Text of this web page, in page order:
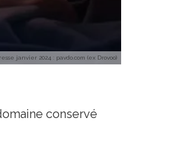
janvier 2024 : pavdo.com (ex Drovoo)
conservé